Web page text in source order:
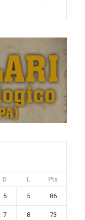
D L Pts
5 5 86
7 8 73